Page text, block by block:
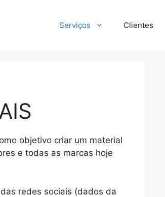
Serviços Clientes
objetivo criar um material
e todas as marcas hoje
redes sociais (dados da